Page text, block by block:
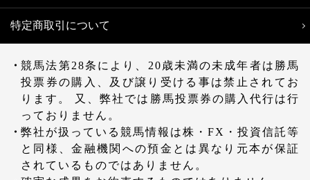
特定商取引について
競馬法第28条により、20歳未満の未成年者は勝馬
投票券の購入、及び譲り受ける事は禁止されてお
ります。 又、弊社では勝馬投票券の購入代行は行
っておりません。
弊社が扱っている競馬情報は株・FX・投資信託等
と同様、金融機関への預金とは異なり元本が保証
されているものではありません。